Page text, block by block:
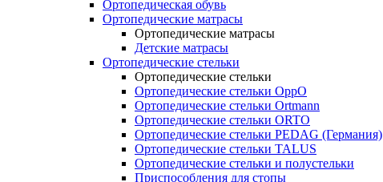
Ортопедическая обувь
Ортопедические матрасы
Ортопедические матрасы
Детские матрасы
Ортопедические стельки
Ортопедические стельки
Ортопедические стельки OppO
Ортопедические стельки Ortmann
Ортопедические стельки ORTO
Ортопедические стельки PEDAG (Германия)
Ортопедические стельки TALUS
Ортопедические стельки и полустельки
Приспособления для стопы